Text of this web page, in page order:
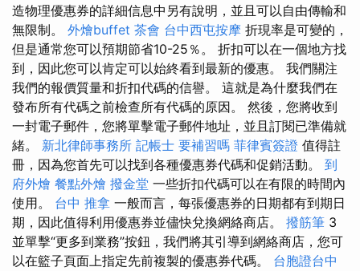
造物理優惠券的詳細信息中另有說明，並且可以自由傳輸和
無限制。 外燴buffet 茶會 台中西屯按摩 折現率是可變的，
但是通常您可以預期節省10-25％。 折扣可以在一個地方找
到，因此您可以肯定可以始終看到最新的優惠。 我們關注
我們的報價質量和折扣代碼的信譽。 這就是為什麼我們在
發布所有代碼之前檢查所有代碼的原因。 然後，您將收到
一封電子郵件，您將單擊電子郵件地址，並且訂閱已準備就
緒。 新北律師事務所 記帳士 要補習嗎 菲律賓簽證 值得註
冊，因為您首先可以找到各種優惠券代碼和促銷活動。 到
府外燴 餐點外燴 撥金堂 一些折扣代碼可以在有限的時間內
使用。 台中 推拿 一般而言，每張優惠券的日期都有到期日
期，因此值得利用優惠券並儘快兌換網絡商店。 撥筋筆 3
並單擊“更多到業務”按鈕，我們將其引導到網絡商店，您可
以在籃子頁面上指定先前複製的優惠券代碼。 台胞證台中